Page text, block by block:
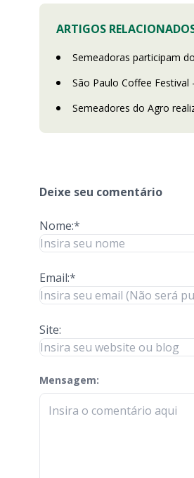
ARTIGOS
Semeadoras participam
São Paulo Coffee
Semeadores do Agro
Deixe seu comentário
Nome:*
Email:*
Site:
Mensagem:
check-terms